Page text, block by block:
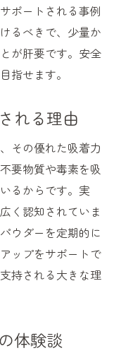
ポートされる事例
るべきで、少量か
が肝要です。安全
指せます。
れる理由
その優れた吸着力
要物質や毒素を吸
るからです。実
く認知されていま
ウダーを定期的に
ップをサポートで
持される大きな理
体験談